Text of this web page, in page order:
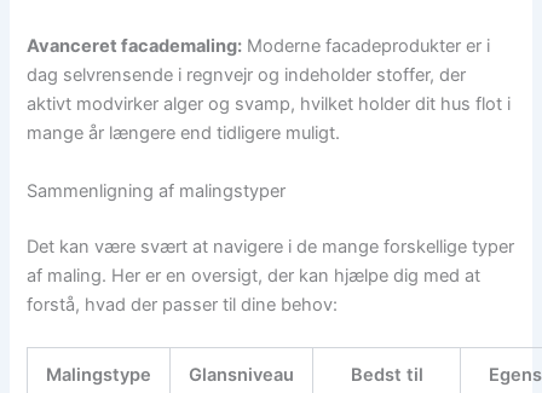
Avanceret facademaling: Moderne facadeprodukter er i
dag selvrensende i regnvejr og indeholder stoffer, der
aktivt modvirker alger og svamp, hvilket holder dit hus flot i
mange år længere end tidligere muligt.
Sammenligning af malingstyper
Det kan være svært at navigere i de mange forskellige typer
af maling. Her er en oversigt, der kan hjælpe dig med at
forstå, hvad der passer til dine behov:
Malingstype Glansniveau Bedst til